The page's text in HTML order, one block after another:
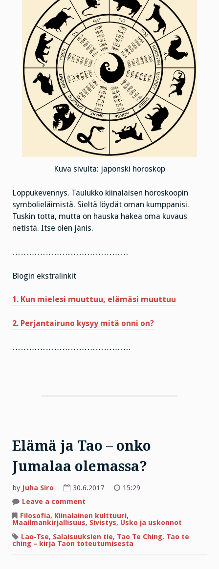
Kuva sivulta: japonski horoskop
Loppukevennys. Taulukko kiinalaisen horoskoopin
symbolieläimistä. Sieltä löydät oman kumppanisi.
Tuskin totta, mutta on hauska hakea oma kuvaus
netistä. Itse olen jänis.
……………………………………
Blogin ekstralinkit
1. Kun mielesi muuttuu, elämäsi muuttuu
2. Perjantairuno kysyy mitä onni on?
…………………………………….
Elämä ja Tao – onko
Jumalaa olemassa?
by Juha Siro 30.6.2017
15:29
Leave a comment
ja
Tao
–
onko
Jumalaa
Filosofia, Kiinalainen kulttuuri,
Maailmankirjallisuus, Sivistys, Usko ja uskonnot
Lao-Tse, Salaisuuksien tie, Tao Te Ching, Tao te
ching – kirja Taon toteutumisesta